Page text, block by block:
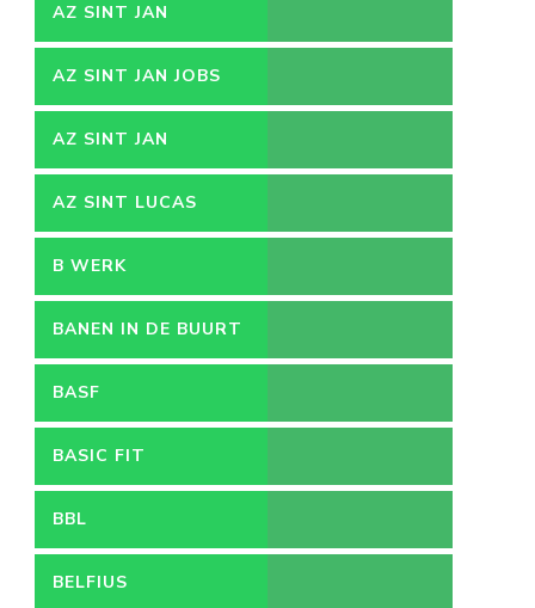
AZ SINT JAN
AZ SINT JAN JOBS
AZ SINT JAN
VACATURES
AZ SINT LUCAS
B WERK
BANEN IN DE BUURT
BASF
BASIC FIT
BBL
BELFIUS